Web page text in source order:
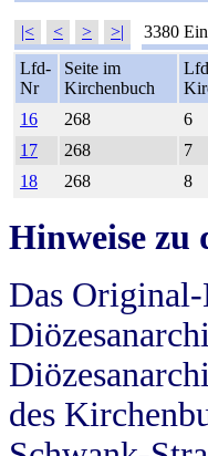
|< < > >| 3380
Lfd-
Nr
Seite im
Kirchenbuch
16
268 6
17
268 7
18
268 8
Hinweise zu
Das
des